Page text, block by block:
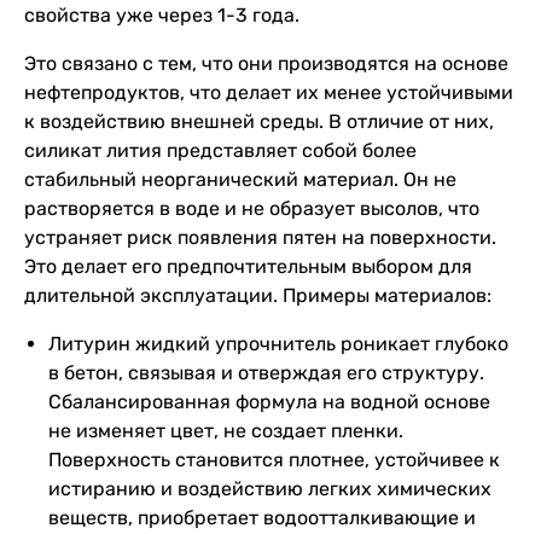
свойства уже через 1-3 года.
Это связано с тем, что они производятся на основе
нефтепродуктов, что делает их менее устойчивыми
к воздействию внешней среды. В отличие от них,
силикат лития представляет собой более
стабильный неорганический материал. Он не
растворяется в воде и не образует высолов, что
устраняет риск появления пятен на поверхности.
Это делает его предпочтительным выбором для
длительной эксплуатации. Примеры материалов:
Литурин жидкий упрочнитель роникает глубоко
в бетон, связывая и отверждая его структуру.
Сбалансированная формула на водной основе
не изменяет цвет, не создает пленки.
Поверхность становится плотнее, устойчивее к
истиранию и воздействию легких химических
веществ, приобретает водоотталкивающие и